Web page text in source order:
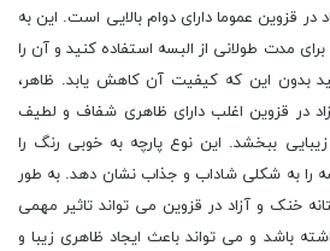
در قزوین عموما دارای دوام بالایی است. این به
مدت طولانی از البسه استفاده کنید و آن را
بدون این که کیفیت آن کاهش یابد. ظاهر،
در قزوین اغلب دارای ظاهری شفاف و لطیف
ببخشد. این نوع پارچه به خوبی رنگ را
را به شکلی شاداب و جذاب نشان دهد. به طور
خنک و آزاد در قزوین می تواند تاثیر مهمی
باشد و می تواند باعث ایجاد ظاهری زیبا و